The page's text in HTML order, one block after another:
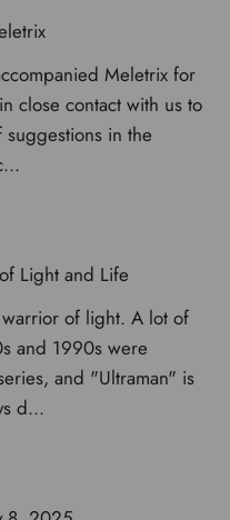
Meletrix for
close contact with us to
in the
Light and Life
warrior of light. A lot of
and 1990s were
and "Ultraman" is
d...